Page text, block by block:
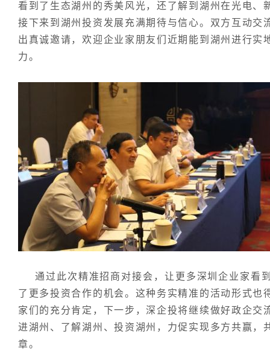
看到了生态湖州的秀美风光，还了解到湖州在光电、
接下来到湖州投资发展充满期待与信心。双方互动交
出真诚邀请，欢迎企业家朋友们近期能到湖州进行实
力。
通过此次精准招商对接会，让更多深圳企业家看
了更多投资合作的机会。这种务实精准的活动形式也
家们的充分肯定，下一步，深企投将继续做好政企交
进湖州、了解湖州、投资湖州，力促实现多方共赢，
章。